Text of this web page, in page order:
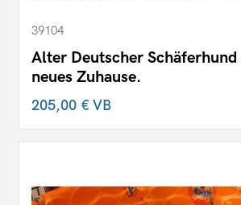
39104
Alter Deutscher
neues Zuhause.
205,00 €VB